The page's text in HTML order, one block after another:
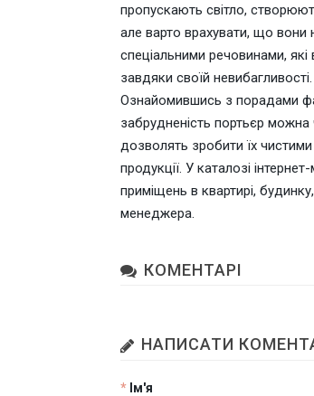
пропускають світло,
але варто врахувати, що вони
спеціальними речовинами, які
завдяки своїй
Ознайомившись з порадами
забрудненість портьєр
дозволять зробити їх
продукції. У каталозі
приміщень в квартирі,
менеджера.
КОМЕНТАРІ
НАПИСАТИ
Ім'я